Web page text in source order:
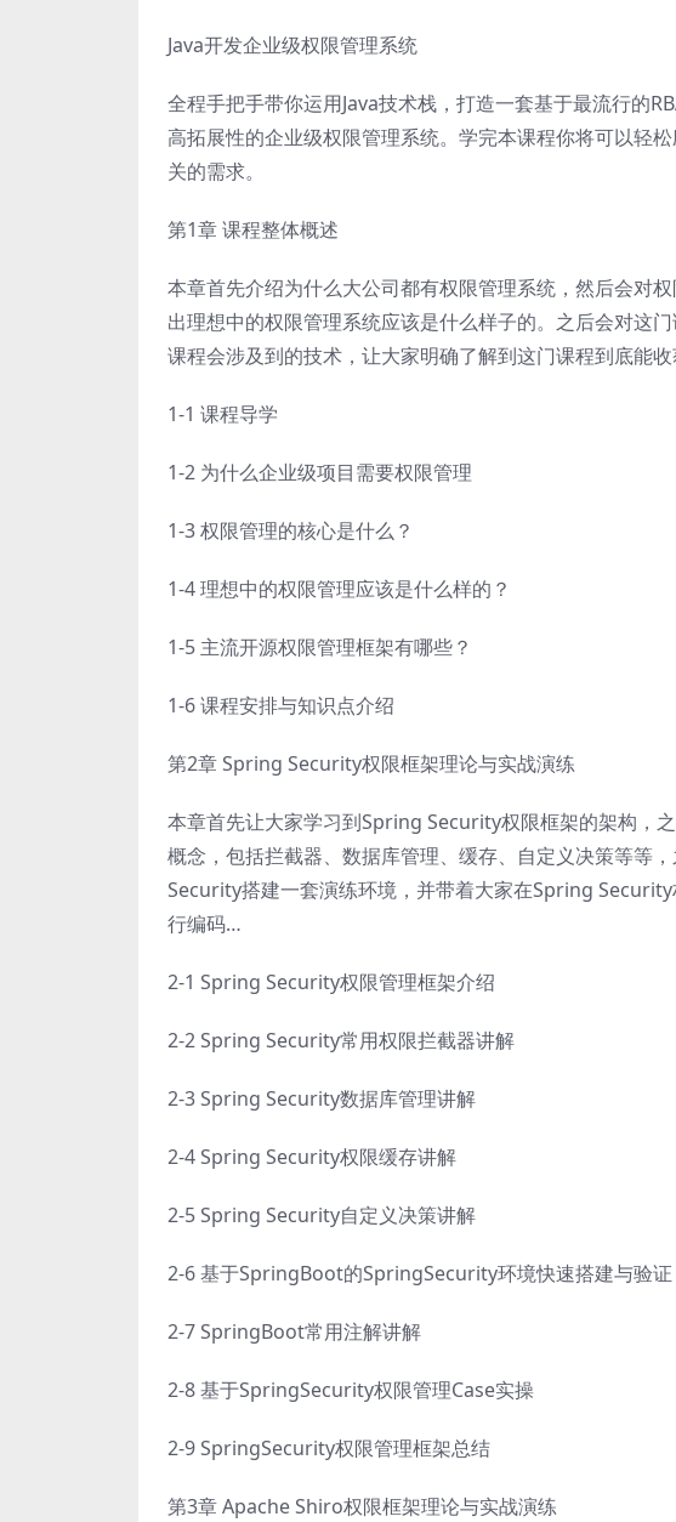
Java开发企业级权限管理系统
全程手把手带你运用Java技术栈，打造一套基于最流行的
高拓展性的企业级权限管理系统。学完本课程你将可以轻
关的需求。
第1章 课程整体概述
本章首先介绍为什么大公司都有权限管理系统，然后会对
出理想中的权限管理系统应该是什么样子的。之后会对这
课程会涉及到的技术，让大家明确了解到这门课程到底能
1-1 课程导学
1-2 为什么企业级项目需要权限管理
1-3 权限管理的核心是什么？
1-4 理想中的权限管理应该是什么样的？
1-5 主流开源权限管理框架有哪些？
1-6 课程安排与知识点介绍
第2章 Spring Security权限框架理论与实战演练
本章首先让大家学习到Spring Security权限框架的架构，
概念，包括拦截器、数据库管理、缓存、自定义决策等等
Security搭建一套演练环境，并带着大家在Spring
行编码…
2-1 Spring Security权限管理框架介绍
2-2 Spring Security常用权限拦截器讲解
2-3 Spring Security数据库管理讲解
2-4 Spring Security权限缓存讲解
2-5 Spring Security自定义决策讲解
2-6 基于SpringBoot的SpringSecurity环境快速搭建与验证
2-7 SpringBoot常用注解讲解
2-8 基于SpringSecurity权限管理Case实操
2-9 SpringSecurity权限管理框架总结
第3章 Apache Shiro权限框架理论与实战演练